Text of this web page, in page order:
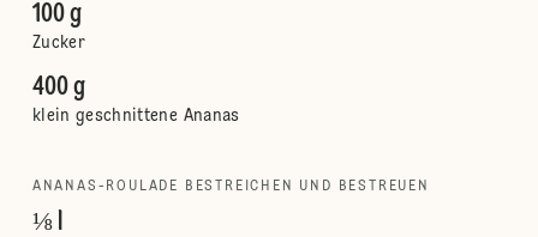
100 g
Zucker
400 g
klein geschnittene Ananas
ANANAS-ROULADE BESTREICHEN UND BESTREUEN
⅛ l